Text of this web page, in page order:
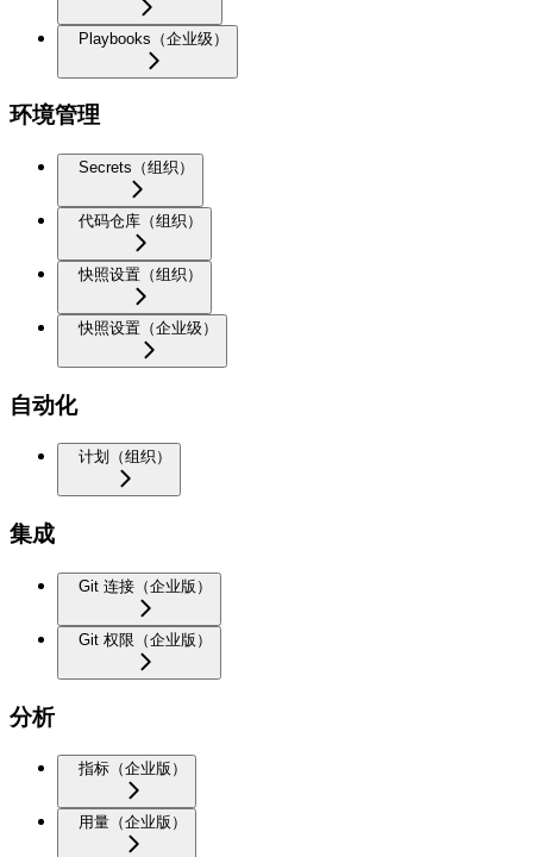
Playbooks（企业级）
环境管理
Secrets（组织）
代码仓库（组织）
快照设置（组织）
快照设置（企业级）
自动化
计划（组织）
集成
Git 连接（企业版）
Git 权限（企业版）
分析
指标（企业版）
用量（企业版）